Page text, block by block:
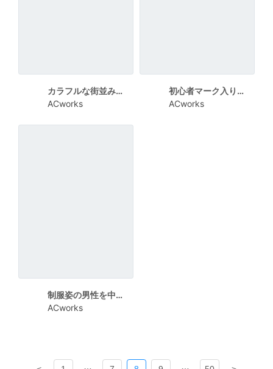
カラフルな街並みイラストが目を引く市民説明会チラシ
ACworks
初心者マーク入りのポップな配送ドライバー求人チラシ
ACworks
制服姿の男性を中心にしたプロドライバー募集ポスター
ACworks